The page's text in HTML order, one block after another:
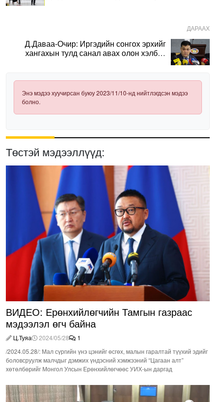
ДАРААХ
Д.Даваа-Очир: Иргэдийн сонгох эрхийг
хангахын тулд санал авах олон хэлбэр
Энэ мэдээ хуучирсан буюу 2023/11/10-нд нийтлэгдсэн мэдээ
болно.
Төстэй мэдээллүүд:
ВИДЕО: Ерөнхийлөгчийн Тамгын газраас
мэдээлэл өгч байна
Ц.Туяа 2024/05/28
1
/2024.05.28/: Мал сүргийн үнэ цэнийг өсгөх, малын гаралтай түүхий эдийг
боловсруулж малчдыг дэмжих үндэсний хэмжээний “Цагаан алт”
хөтөлбөрийг Монгол Улсын Ерөнхийлөгчөөс УИХ-ын даргад